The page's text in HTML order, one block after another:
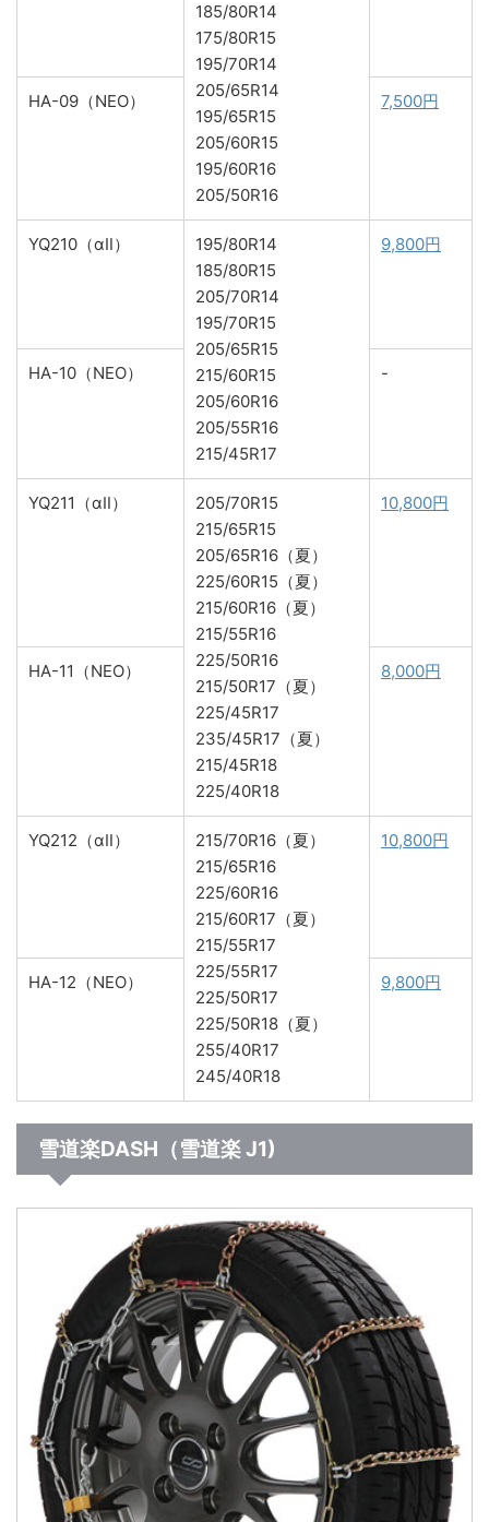
185/80R14
175/80R15
195/70R14
205/65R14
195/65R15
205/60R15
195/60R16
205/50R16
HA-09（NEO） 7,500円
YQ210（αⅡ）
195/80R14
185/80R15
205/70R14
195/70R15
205/65R15
215/60R15
205/60R16
205/55R16
215/45R17
9,800円
HA-10（NEO） -
YQ211（αⅡ）
205/70R15
215/65R15
205/65R16（夏）
225/60R15（夏）
215/60R16（夏）
215/55R16
225/50R16
215/50R17（夏）
225/45R17
235/45R17（夏）
215/45R18
225/40R18
10,800円
HA-11（NEO） 8,000円
YQ212（αⅡ）
215/70R16（夏）
215/65R16
225/60R16
215/60R17（夏）
215/55R17
225/55R17
225/50R17
225/50R18（夏）
255/40R17
245/40R18
10,800円
HA-12（NEO） 9,800円
雪道楽DASH（雪道楽 J1)